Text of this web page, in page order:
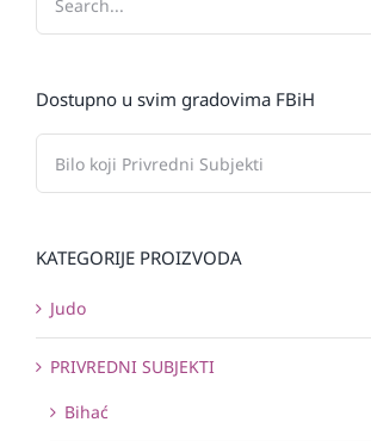
Dostupno u svim gradovima FBiH
KATEGORIJE PROIZVODA
Judo
PRIVREDNI SUBJEKTI
Bihać